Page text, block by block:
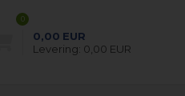
0
0,00 EUR
Levering: 0,00 EUR